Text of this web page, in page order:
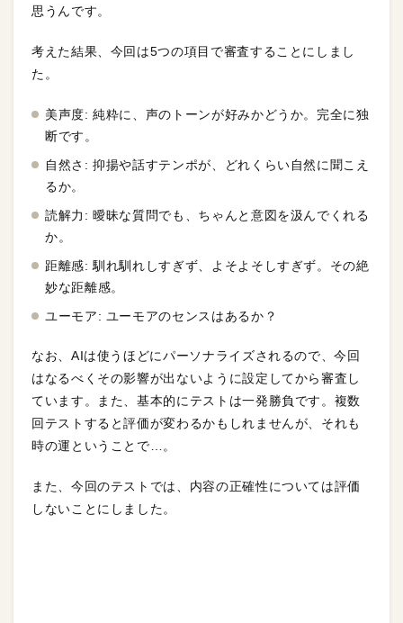
思うんです。
考えた結果、今回は5つの項目で審査することにしまし
た。
美声度: 純粋に、声のトーンが好みかどうか。完全に独
断です。
自然さ: 抑揚や話すテンポが、どれくらい自然に聞こえ
るか。
読解力: 曖昧な質問でも、ちゃんと意図を汲んでくれる
か。
距離感: 馴れ馴れしすぎず、よそよそしすぎず。その絶
妙な距離感。
ユーモア: ユーモアのセンスはあるか？
なお、AIは使うほどにパーソナライズされるので、今回
はなるべくその影響が出ないように設定してから審査し
ています。また、基本的にテストは一発勝負です。複数
回テストすると評価が変わるかもしれませんが、それも
時の運ということで…。
また、今回のテストでは、内容の正確性については評価
しないことにしました。